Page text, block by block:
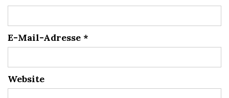
E-Mail-Adresse *
Website